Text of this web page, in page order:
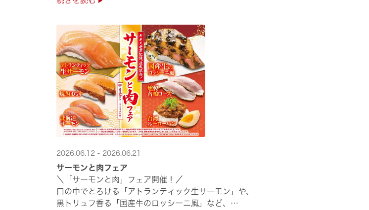
2026.06.12 - 2026.06.21
サーモンと肉フェア
＼「サーモンと肉」フェア開催！／
口の中でとろける「アトランティック生サーモン」や、
黒トリュフ香る「国産牛のロッシーニ風」など、